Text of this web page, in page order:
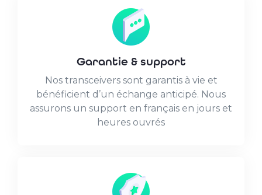
Garantie & support
Nos transceivers sont garantis à vie et
bénéficient d’un échange anticipé. Nous
assurons un support en français en jours et
heures ouvrés